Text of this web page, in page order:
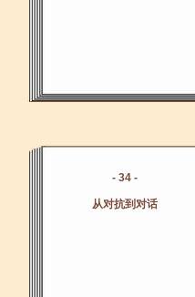
- 34 -
从对抗到对话